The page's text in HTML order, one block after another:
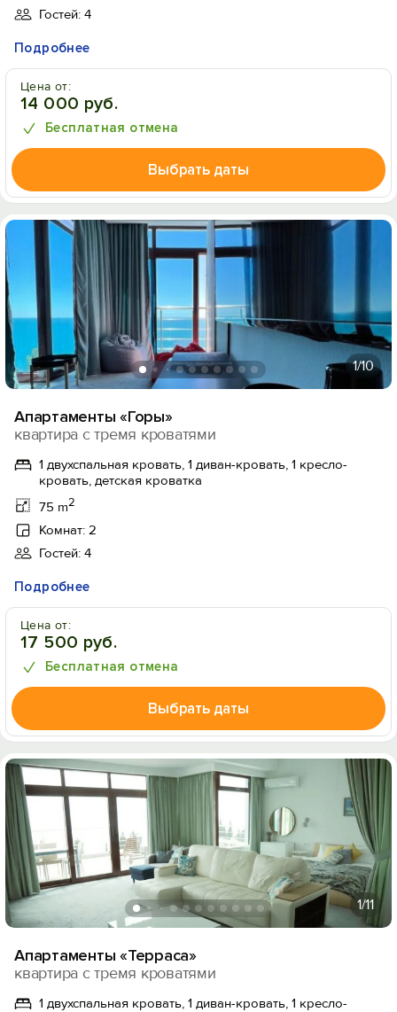
Гостей: 4
Подробнее
Цена от:
14 000 руб.
Бесплатная отмена
Выбрать даты
1/10
Апартаменты «Горы»
квартира с тремя кроватями
1 двухспальная кровать, 1 диван-кровать, 1 кресло-
кровать, детская кроватка
75 m2
Комнат: 2
Гостей: 4
Подробнее
Цена от:
17 500 руб.
Бесплатная отмена
Выбрать даты
1/11
Апартаменты «Терраса»
квартира с тремя кроватями
1 двухспальная кровать, 1 диван-кровать, 1 кресло-
Вход на сайт
Войти илиЗарегистрироваться
Войти
Войти с помощью